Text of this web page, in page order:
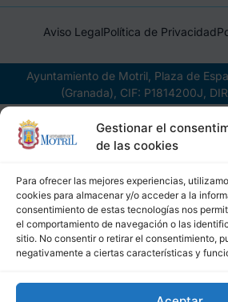
Gestionar el
de las cookies
Para ofrecer las mejores experiencias,
cookies para almacenar y/o acceder a la
consentimiento de estas tecnologías nos
el comportamiento de navegación o las
sitio. No consentir o retirar el consentimiento,
negativamente a ciertas características y
Aviso LegalPolítica de Privacidad
Ayuntamiento de Motril, Plaza de
(Granada), CIF: P1814200J,